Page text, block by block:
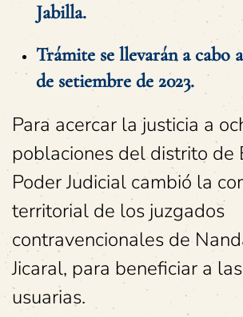
Jabilla.
Trámite se llevarán a cabo
de setiembre de 2023.
Para acercar la justicia a
poblaciones del distrito de
Poder Judicial cambió la
territorial de los juzgados
contravencionales de
Jicaral, para beneficiar a
usuarias.